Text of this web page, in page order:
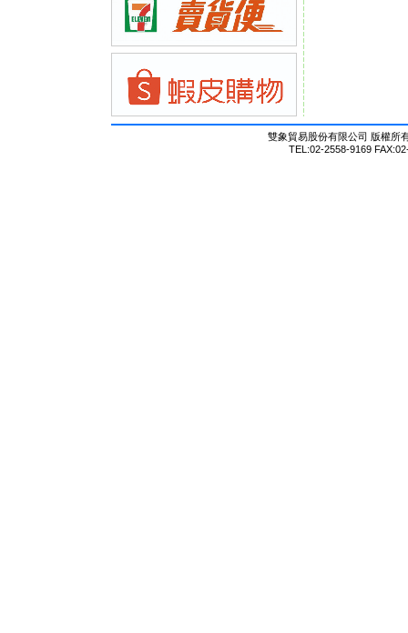
雙象貿易股份有限公司 版權所
TEL:02-2558-9169